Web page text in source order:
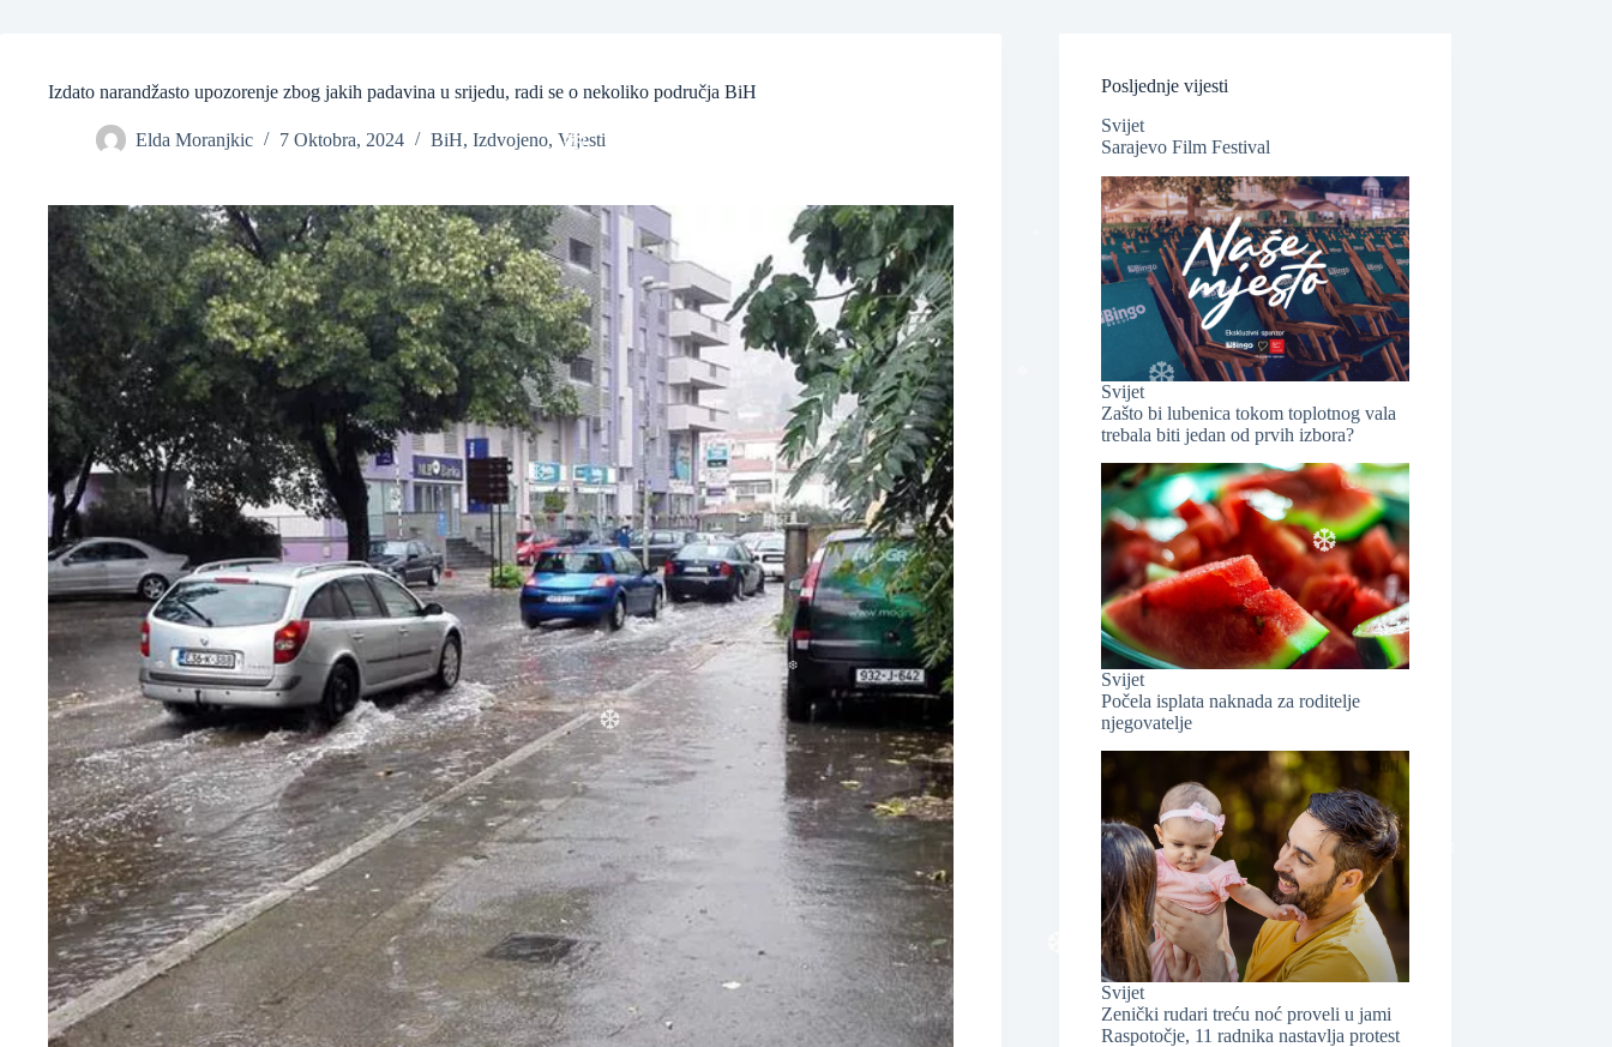
Izdato narandžasto upozorenje zbog jakih padavina u srijedu, radi se o nekoliko područja BiH
Elda Moranjkic 7 Oktobra, 2024 BiH, Izdvojeno, Vijesti
Posljednje vijesti
Svijet
Sarajevo Film Festival
Svijet
Zašto bi lubenica tokom toplotnog vala
trebala biti jedan od prvih izbora?
Svijet
Počela isplata naknada za roditelje
njegovatelje
Svijet
Zenički rudari treću noć proveli u jami
Raspotočje, 11 radnika nastavlja protest
❆
❆
❆
❆
❆
❆
❆
❆